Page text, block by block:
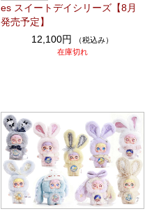
es スイートデイシリーズ【8月
発売予定】
12,100円
（税込み）
在庫切れ